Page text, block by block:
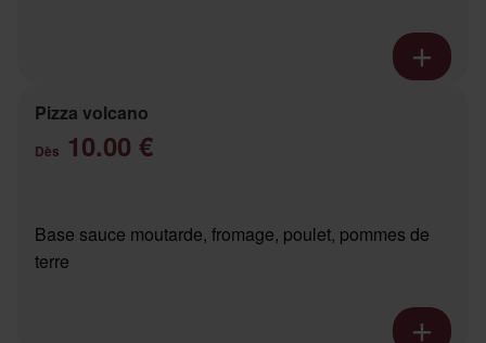
Pizza volcano
Dès 10.00 €
Base sauce moutarde, fromage, poulet, pommes de
terre